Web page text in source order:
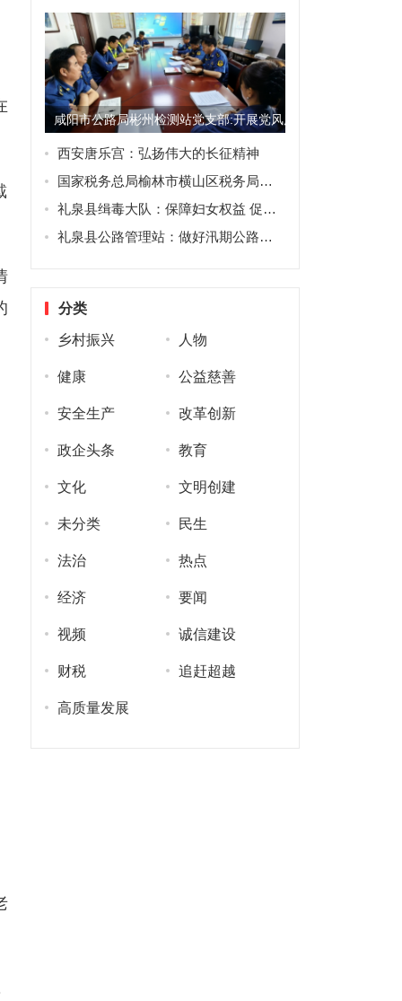
咸阳市公路局彬州检测站党支部:开展党风廉政建设，夯实党员
西安唐乐宫：弘扬伟大的长征精神
国家税务总局榆林市横山区税务局：弘扬廉洁清风 擦亮青春底色
礼泉县缉毒大队：保障妇女权益 促进礼泉高质量发展
礼泉县公路管理站：做好汛期公路养管 保障人民群众出行安全
分类
乡村振兴 人物
健康 公益慈善
安全生产 改革创新
政企头条 教育
文化 文明创建
未分类 民生
法治 热点
经济 要闻
视频 诚信建设
财税 追赶超越
高质量发展